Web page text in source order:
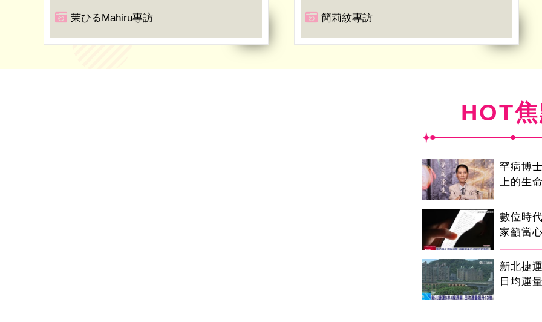
茉ひるMahiru專訪 簡莉紋專訪
HOT
罕病博
上的生
數位時
家籲當
新北捷
日均運